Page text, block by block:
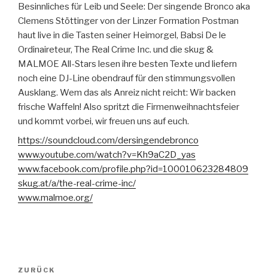
Besinnliches für Leib und Seele: Der singende Bronco aka
Clemens Stöttinger von der Linzer Formation Postman
haut live in die Tasten seiner Heimorgel, Babsi De le
Ordinaireteur, The Real Crime Inc. und die skug &
MALMOE All-Stars lesen ihre besten Texte und liefern
noch eine DJ-Line obendrauf für den stimmungsvollen
Ausklang. Wem das als Anreiz nicht reicht: Wir backen
frische Waffeln! Also spritzt die Firmenweihnachtsfeier
und kommt vorbei, wir freuen uns auf euch.
https://soundcloud.com/dersingendebronco
www.youtube.com/watch?v=Kh9aC2D_yas
www.facebook.com/profile.php?id=100010623284809
skug.at/a/the-real-crime-inc/
www.malmoe.org/
Beitragsnavigation
Vorheriger
ZURÜCK